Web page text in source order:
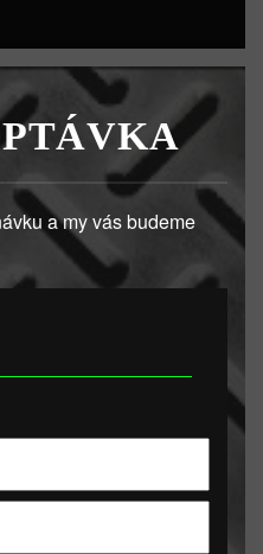
a my vás budeme